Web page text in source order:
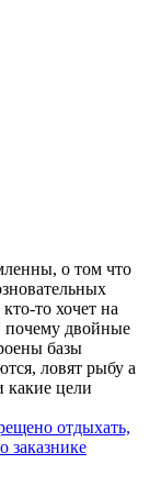
о том что
то хочет на
почему двойные
базы
ловят рыбу а
какие цели
отдыхать,
заказнике